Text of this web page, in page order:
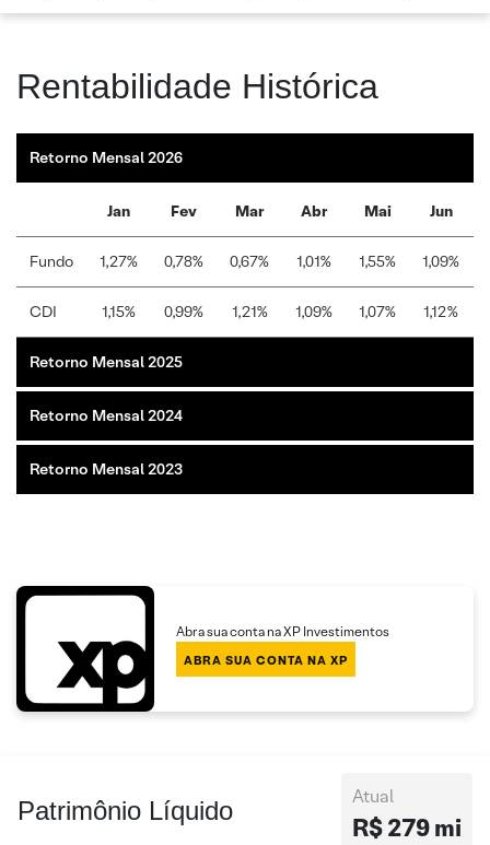
Rentabilidade Histórica
Retorno Mensal 2026
Jan Fev Mar Abr Mai Jun
Fundo 1,27% 0,78% 0,67% 1,01% 1,55% 1,09%
CDI 1,15% 0,99% 1,21% 1,09% 1,07% 1,12%
Retorno Mensal 2025
Retorno Mensal 2024
Retorno Mensal 2023
Abra sua conta na XP Investimentos
ABRA SUA CONTA NA XP
Patrimônio Líquido Atual
R$ 279 mi